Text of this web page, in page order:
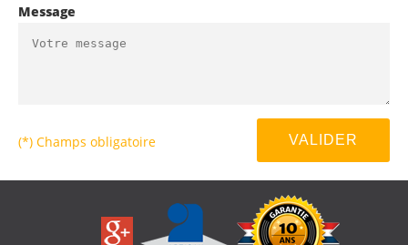
Message
(*) Champs obligatoire